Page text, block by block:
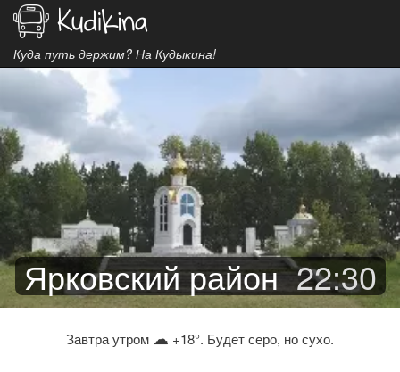
Куда путь держим? На Кудыкина!
Ярковский район 22:30
Завтра утром ☁ +18°. Будет серо, но сухо.